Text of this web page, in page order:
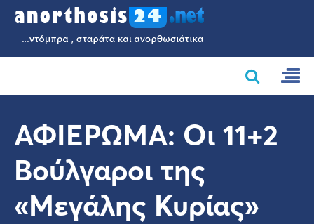
ΑΦΙΕΡΩΜΑ: Οι 11+2
Βούλγαροι της
«Μεγάλης Κυρίας»